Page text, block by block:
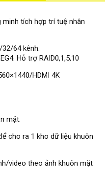
tích hợp trí tuệ nhân
64 kênh.
Hỗ trợ RAID0,1,5,10
HDMI 4K
mặt.
cho ra 1 kho dữ liệu khuôn
video theo ảnh khuôn mặt